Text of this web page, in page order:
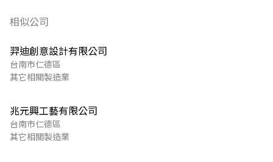
相似公司
羿迪創意設計有限公司
台南市仁德區
其它相關製造業
兆元興工藝有限公司
台南市仁德區
其它相關製造業